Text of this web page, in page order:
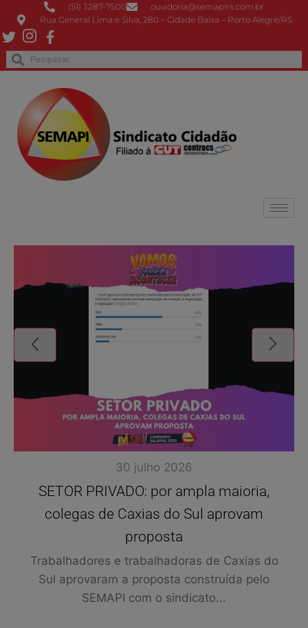
(51) 3287-7500
ouvidoria@semapirs.com.br
Rua General Lima e Silva, 280 – Cidade Baixa – Porto Alegre/RS
30 julho 2026
SETOR PRIVADO: por ampla maioria,
colegas de Caxias do Sul aprovam
proposta
Trabalhadores e trabalhadoras de Caxias do
Sul aprovaram a proposta construída pelo
SEMAPI com o sindicato...